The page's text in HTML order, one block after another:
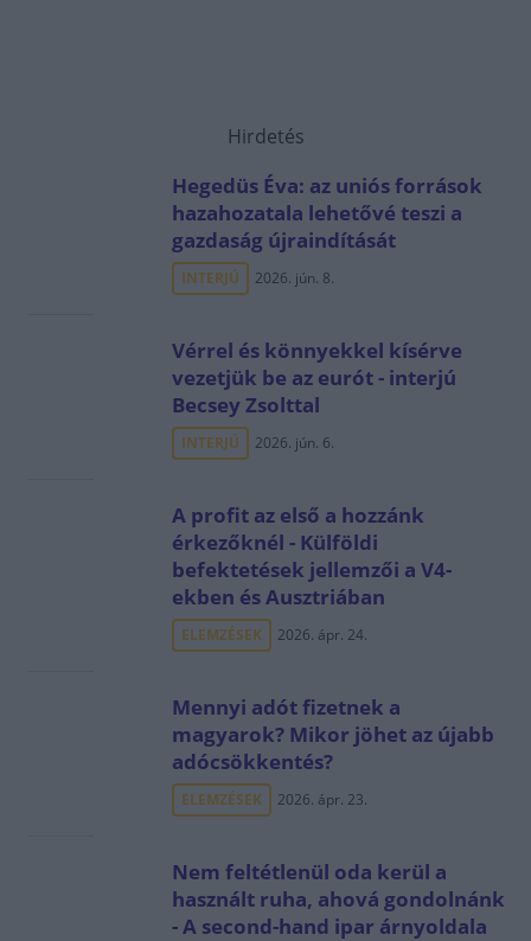
Hirdetés
Hegedüs Éva: az uniós források
hazahozatala lehetővé teszi a
gazdaság újraindítását
INTERJÚ 2026. jún. 8.
Vérrel és könnyekkel kísérve
vezetjük be az eurót - interjú
Becsey Zsolttal
INTERJÚ 2026. jún. 6.
A profit az első a hozzánk
érkezőknél - Külföldi
befektetések jellemzői a V4-
ekben és Ausztriában
ELEMZÉSEK 2026. ápr. 24.
Mennyi adót fizetnek a
magyarok? Mikor jöhet az újabb
adócsökkentés?
ELEMZÉSEK 2026. ápr. 23.
Nem feltétlenül oda kerül a
használt ruha, ahová gondolnánk
- A second-hand ipar árnyoldala